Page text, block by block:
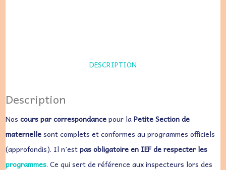
DESCRIPTION
Description
Noscours par correspondancepour laPetite Section de
maternellesont complets et conformes au programmes officiels
(approfondis). Il n’estpas obligatoire en IEF de respecter les
programmes. Ce qui sert de référence aux inspecteurs lors des